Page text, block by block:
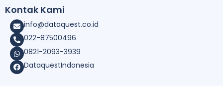
Kontak Kami
info@dataquest.co.id
022-87500496
0821-2093-3939
DataquestIndonesia